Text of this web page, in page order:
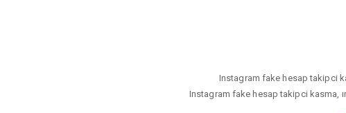
Instagram fake hesap takipci
Instagram fake hesap takipci kasma,